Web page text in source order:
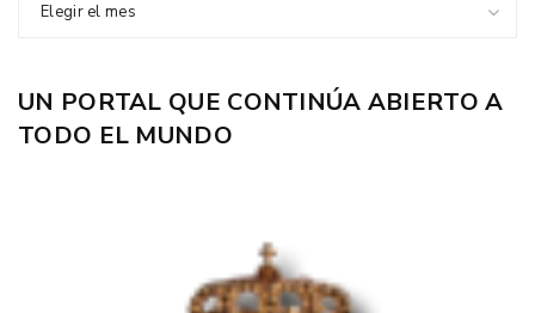
Elegir el mes
UN PORTAL QUE CONTINÚA ABIERTO A
TODO EL MUNDO